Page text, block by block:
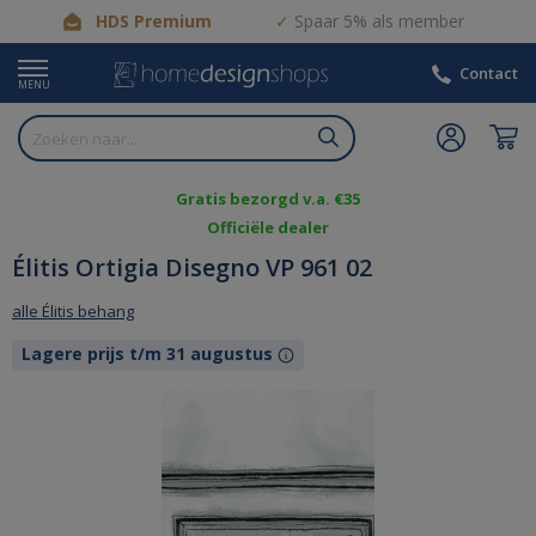
HDS Premium Spaar 5% als member
MENU
Contact
Gratis bezorgd v.a. €35
Officiële dealer
Élitis Ortigia Disegno VP 961 02
alle Élitis behang
Lagere prijs t/m 31 augustus